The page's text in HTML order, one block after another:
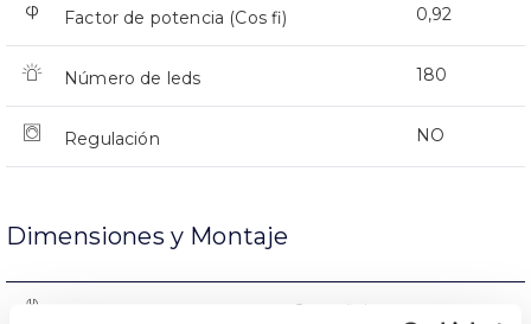
Factor de potencia (Cos fi) 0,92
Número de leds 180
Regulación NO
Dimensiones y Montaje
Superficie